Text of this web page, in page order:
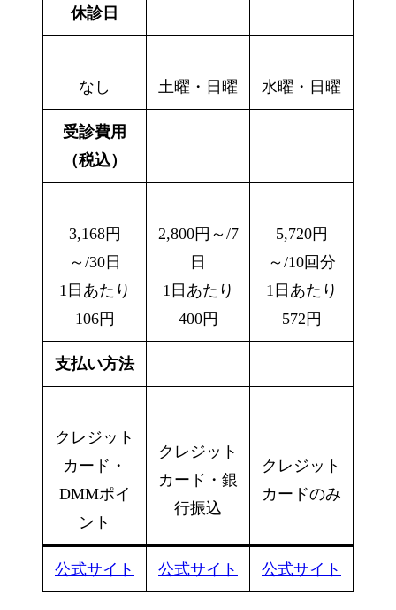
休診日
なし 土曜・日曜 水曜・日曜
受診費用
（税込）
3,168円
～/30日
1日あたり
106円
2,800円～/7
日
1日あたり
400円
5,720円
～/10回分
1日あたり
572円
支払い方法
クレジット
カード・
DMMポイ
ント
クレジット
カード・銀
行振込
クレジット
カードのみ
公式サイト 公式サイト 公式サイト